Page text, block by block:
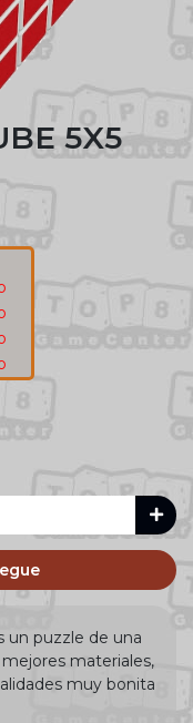
5X5
un puzzle de una
materiales,
muy bonita